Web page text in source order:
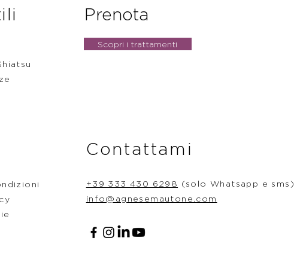
Prenota
Scopri i trattamenti
Contattami
+39 333 430 6298 (solo Whatsapp e sms)
info@agnesemautone.com